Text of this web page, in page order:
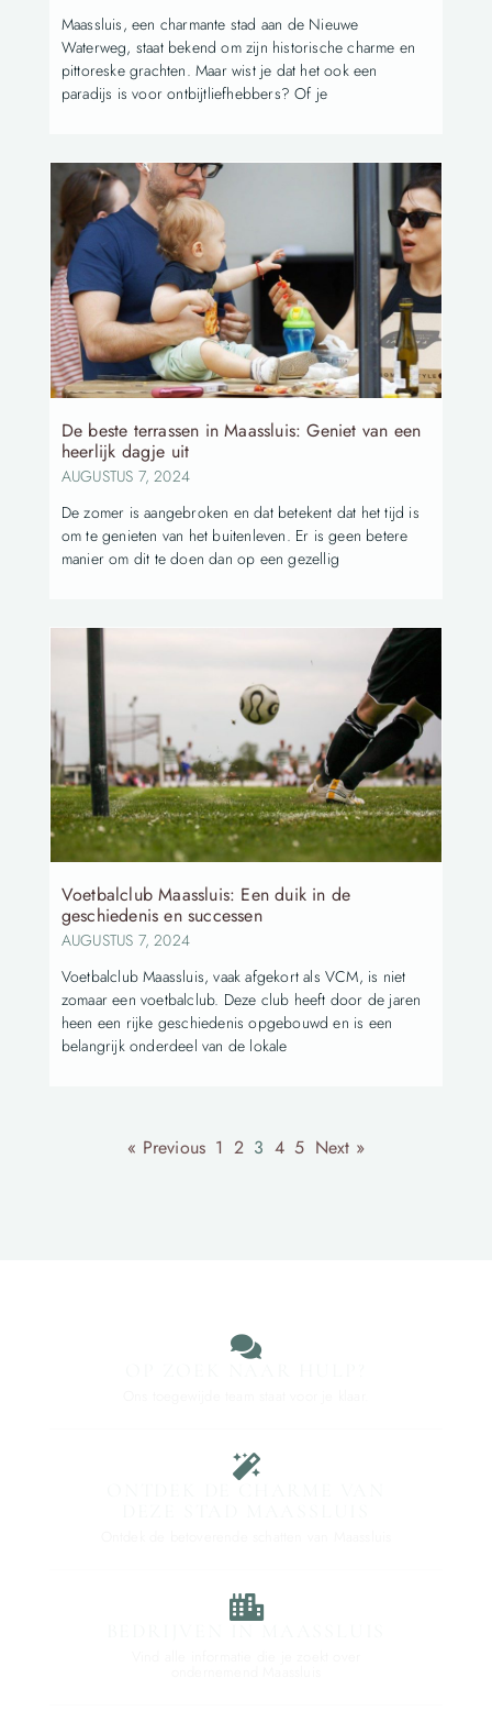
Maassluis, een charmante stad aan de Nieuwe
Waterweg, staat bekend om zijn historische charme en
pittoreske grachten. Maar wist je dat het ook een
paradijs is voor ontbijtliefhebbers? Of je
De beste terrassen in Maassluis: Geniet van een
heerlijk dagje uit
AUGUSTUS 7, 2024
De zomer is aangebroken en dat betekent dat het tijd is
om te genieten van het buitenleven. Er is geen betere
manier om dit te doen dan op een gezellig
Voetbalclub Maassluis: Een duik in de
geschiedenis en successen
AUGUSTUS 7, 2024
Voetbalclub Maassluis, vaak afgekort als VCM, is niet
zomaar een voetbalclub. Deze club heeft door de jaren
heen een rijke geschiedenis opgebouwd en is een
belangrijk onderdeel van de lokale
« Previous 1 2 3 4 5 Next »